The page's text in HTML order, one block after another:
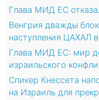
Глава МИД ЕС
Венгрия дважды
наступления ЦАХАЛ
Глава МИД ЕС: мир
израильского
Спикер Кнессета
на Израиль для